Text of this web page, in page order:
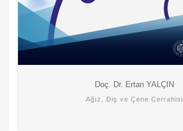
Doç. Dr. Ertan YALÇIN
Ağız, Diş ve Çene Cerrahisi